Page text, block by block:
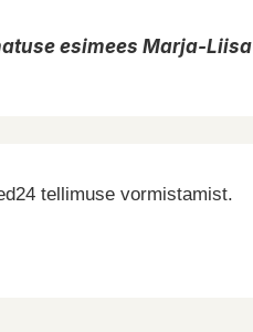
esimees Marja-Liisa
tellimuse vormistamist.